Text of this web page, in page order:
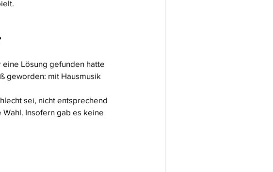
eine Lösung gefunden hatte
geworden: mit Hausmusik
sei, nicht entsprechend
Insofern gab es keine